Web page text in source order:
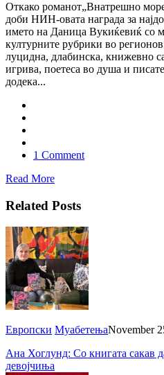
Откако романот„Внатрешно
доби НИН-овата награда за
името на Даница Вукиќевиќ со
културните рубрики во
луцидна, длабинска, книжевно
игрива, поетеса во душа и
додека...
1 Comment
Read More
Related Posts
Европски МуабетењаNovember
Ана Хоглунд: Со книгата сакав
девојчиња